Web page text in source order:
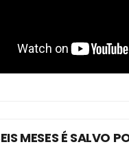
MESES É SALVO